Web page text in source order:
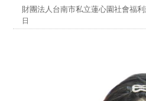
財團法人台南市私立蓮心園社會福
日